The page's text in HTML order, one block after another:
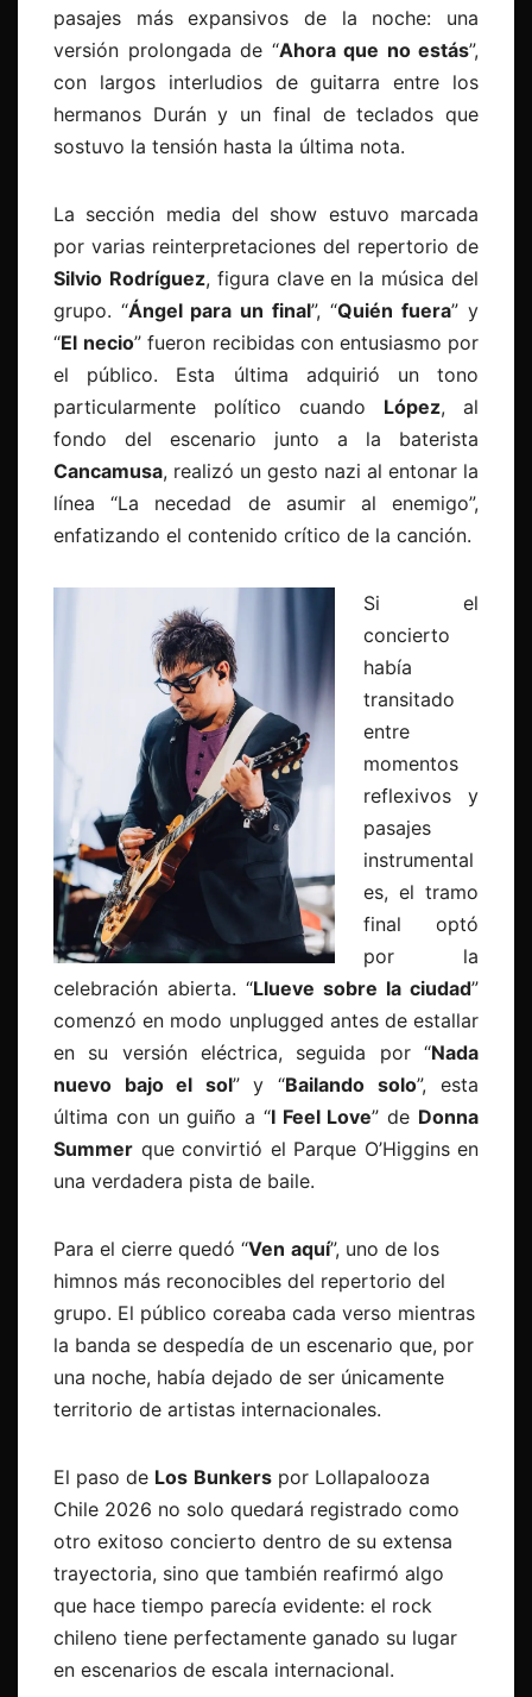
pasajes más expansivos de la noche: una
versión prolongada de “Ahora que no estás”,
con largos interludios de guitarra entre los
hermanos Durán y un final de teclados que
sostuvo la tensión hasta la última nota.
La sección media del show estuvo marcada
por varias reinterpretaciones del repertorio de
Silvio Rodríguez, figura clave en la música del
grupo. “Ángel para un final”, “Quién fuera” y
“El necio” fueron recibidas con entusiasmo por
el público. Esta última adquirió un tono
particularmente político cuando López, al
fondo del escenario junto a la baterista
Cancamusa, realizó un gesto nazi al entonar la
línea “La necedad de asumir al enemigo”,
enfatizando el contenido crítico de la canción.
Si el
concierto
había
transitado
entre
momentos
reflexivos y
pasajes
instrumental
es, el tramo
final optó
por la
celebración abierta. “Llueve sobre la ciudad”
comenzó en modo unplugged antes de estallar
en su versión eléctrica, seguida por “Nada
nuevo bajo el sol” y “Bailando solo”, esta
última con un guiño a “I Feel Love” de Donna
Summer que convirtió el Parque O’Higgins en
una verdadera pista de baile.
Para el cierre quedó “Ven aquí”, uno de los
himnos más reconocibles del repertorio del
grupo. El público coreaba cada verso mientras
la banda se despedía de un escenario que, por
una noche, había dejado de ser únicamente
territorio de artistas internacionales.
El paso de Los Bunkers por Lollapalooza
Chile 2026 no solo quedará registrado como
otro exitoso concierto dentro de su extensa
trayectoria, sino que también reafirmó algo
que hace tiempo parecía evidente: el rock
chileno tiene perfectamente ganado su lugar
en escenarios de escala internacional.